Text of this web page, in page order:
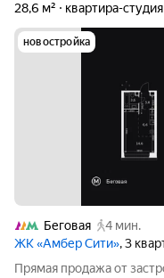
28,6 м²
квартира-студия
новостройка
Беговая
4 мин.
ЖК «Амбер Сити», 3
Прямая продажа от